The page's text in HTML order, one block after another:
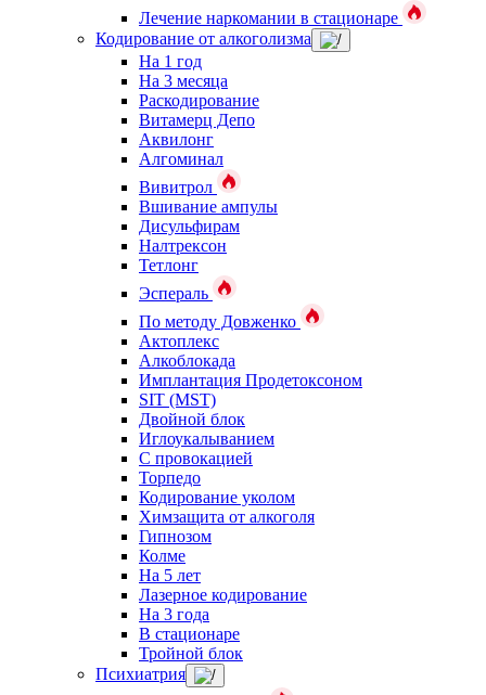
Лечение наркомании в стационаре
Кодирование от алкоголизма
На 1 год
На 3 месяца
Раскодирование
Витамерц Депо
Аквилонг
Алгоминал
Вивитрол
Вшивание ампулы
Дисульфирам
Налтрексон
Тетлонг
Эспераль
По методу Довженко
Актоплекс
Алкоблокада
Имплантация Продетоксоном
SIT (MST)
Двойной блок
Иглоукалыванием
С провокацией
Торпедо
Кодирование уколом
Химзащита от алкоголя
Гипнозом
Колме
На 5 лет
Лазерное кодирование
На 3 года
В стационаре
Тройной блок
Психиатрия